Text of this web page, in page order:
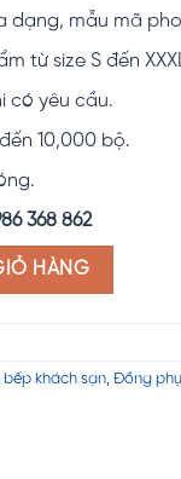
dạng, mẫu mã
từ size S đến
có yêu cầu.
10,000 bộ.
368 862
lượng
HÀNG
khách sạn, Đồng